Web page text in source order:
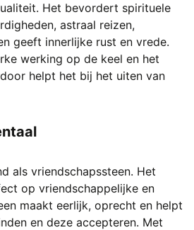
Het bevordert spirituele
astraal reizen,
geeft innerlijke rust en vrede.
werking op de keel en het
helpt het bij het uiten van
als vriendschapssteen. Het
op vriendschappelijke en
maakt eerlijk, oprecht en helpt
en deze accepteren. Met